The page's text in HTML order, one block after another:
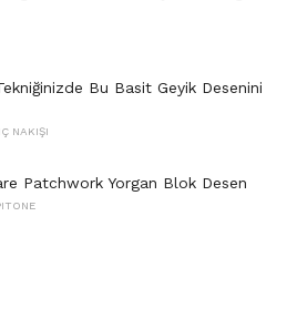
Bu Basit Geyik Desenini
​​NAKIŞI
Patchwork Yorgan Blok Desen